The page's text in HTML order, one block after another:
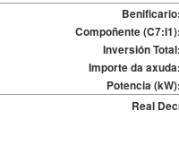
Benificario:
Compoñente (C7:I1):
Inversión Total:
Importe da axuda:
Potencia (kW):
Real